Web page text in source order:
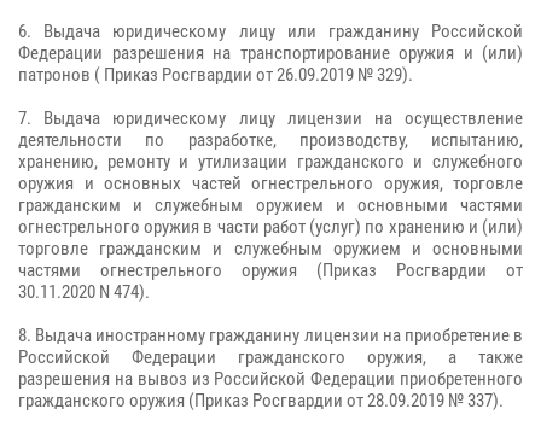
6. Выдача юридическому лицу или гражданину Российской
Федерации разрешения на транспортирование оружия и (или)
патронов ( Приказ Росгвардии от 26.09.2019 № 329).
7. Выдача юридическому лицу лицензии на осуществление
деятельности по разработке, производству, испытанию,
хранению, ремонту и утилизации гражданского и служебного
оружия и основных частей огнестрельного оружия, торговле
гражданским и служебным оружием и основными частями
огнестрельного оружия в части работ (услуг) по хранению и (или)
торговле гражданским и служебным оружием и основными
частями огнестрельного оружия (Приказ Росгвардии от
30.11.2020 N 474).
8. Выдача иностранному гражданину лицензии на приобретение в
Российской Федерации гражданского оружия, а также
разрешения на вывоз из Российской Федерации приобретенного
гражданского оружия (Приказ Росгвардии от 28.09.2019 № 337).